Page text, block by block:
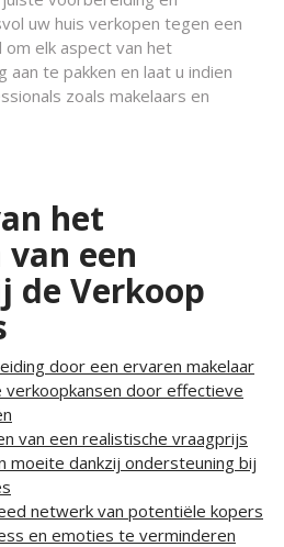
uw huis verkopen tegen een
elk aspect van het
te pakken en laat u indien
zoals makelaars en
het
een
de Verkoop
door een ervaren makelaar
verkoopkansen door effectieve
van een realistische vraagprijs
moeite dankzij ondersteuning bij
netwerk van potentiële kopers
en emoties te verminderen